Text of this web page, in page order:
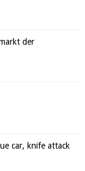
der
car, knife attack